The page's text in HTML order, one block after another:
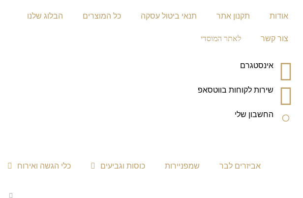
אודות תקנון אתר תנאי ביטול עסקה כל המוצרים הבלוג שלנו
צור קשר לאתר המוסדי
אינסטגרם
שירות לקוחות בווטסאפ
החשבון שלי
אביזרים לבר שמפניירות כוסות וגביעים כלי הגשה ואירוח